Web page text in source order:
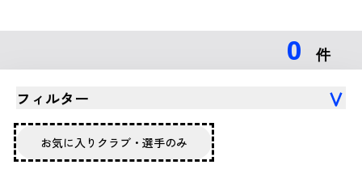
0 件
フィルター
お気に入りクラブ・選手のみ